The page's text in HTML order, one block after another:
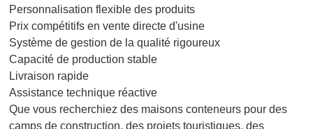
Personnalisation flexible des produits
Prix compétitifs en vente directe d'usine
Système de gestion de la qualité rigoureux
Capacité de production stable
Livraison rapide
Assistance technique réactive
Que vous recherchiez des maisons conteneurs pour des
camps de construction, des projets touristiques, des